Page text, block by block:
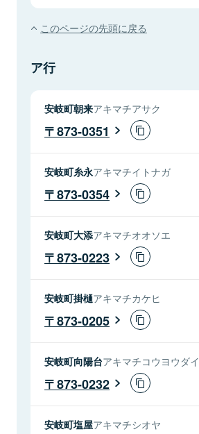
このページの先頭に戻る
ア行
安岐町朝来アキマチアサク
873-0351
安岐町糸永アキマチイトナガ
873-0354
安岐町大添アキマチオオソエ
873-0223
安岐町掛樋アキマチカケヒ
873-0205
安岐町向陽台アキマチコウヨウダイ
873-0232
安岐町塩屋アキマチシオヤ